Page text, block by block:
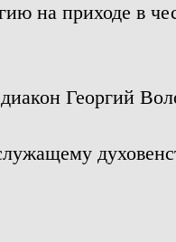
на приходе в
Георгий